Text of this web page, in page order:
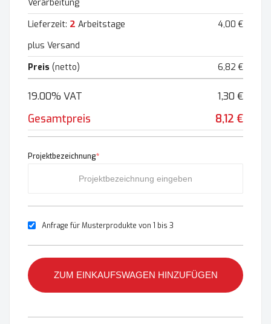
Verarbeitung
Lieferzeit: 2 Arbeitstage
plus Versand
4,00 €
Preis (netto) 6,82 €
19.00% VAT 1,30 €
Gesamtpreis 8,12 €
Projektbezeichnung*
Anfrage für Musterprodukte von 1 bis 3
ZUM EINKAUFSWAGEN HINZUFÜGEN